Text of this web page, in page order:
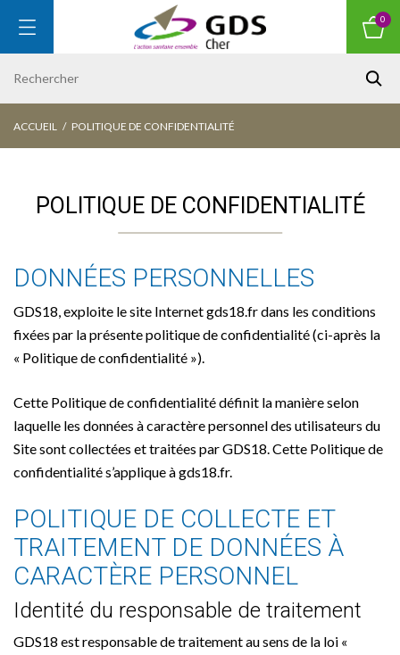
0
ACCUEIL POLITIQUE DE CONFIDENTIALITÉ
POLITIQUE DE CONFIDENTIALITÉ
DONNÉES PERSONNELLES
GDS18, exploite le site Internet gds18.fr dans les conditions
fixées par la présente politique de confidentialité (ci-après la
« Politique de confidentialité »).
Cette Politique de confidentialité définit la manière selon
laquelle les données à caractère personnel des utilisateurs du
Site sont collectées et traitées par GDS18. Cette Politique de
confidentialité s’applique à gds18.fr.
POLITIQUE DE COLLECTE ET
TRAITEMENT DE DONNÉES À
CARACTÈRE PERSONNEL
Identité du responsable de traitement
GDS18 est responsable de traitement au sens de la loi «